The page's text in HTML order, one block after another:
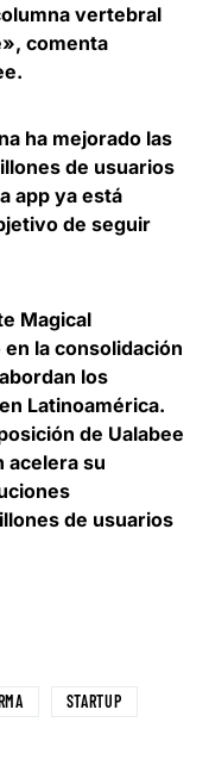
vertebral
comenta
.
ha mejorado las
de usuarios
app ya está
de seguir
Magical
la consolidación
los
Latinoamérica.
de Ualabee
acelera su
de usuarios
STARTUP